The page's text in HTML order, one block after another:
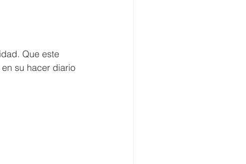
Que este
su hacer diario